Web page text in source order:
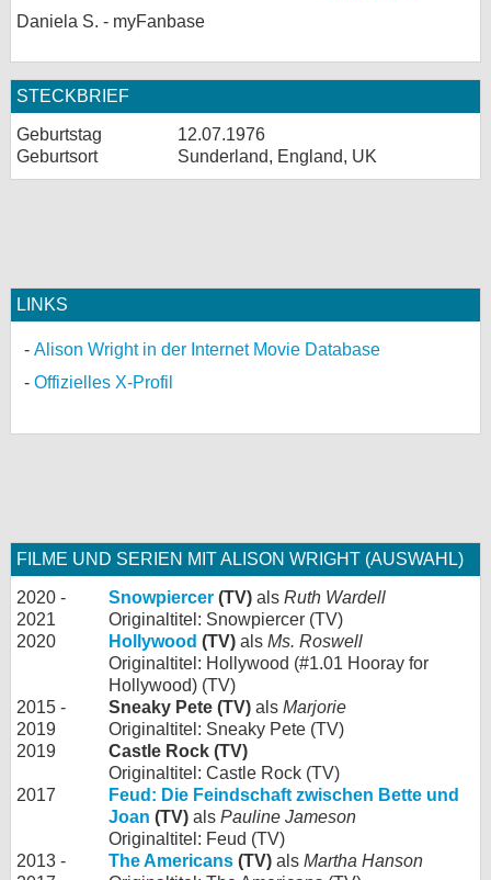
Daniela S. - myFanbase
STECKBRIEF
Geburtstag
12.07.1976
Geburtsort
Sunderland, England, UK
LINKS
Alison Wright in der Internet Movie Database
Offizielles X-Profil
FILME UND SERIEN MIT ALISON WRIGHT (AUSWAHL)
2020 -
2021
Snowpiercer (TV) als Ruth Wardell
Originaltitel: Snowpiercer (TV)
2020
Hollywood (TV) als Ms. Roswell
Originaltitel: Hollywood (#1.01 Hooray for
Hollywood) (TV)
2015 -
2019
Sneaky Pete (TV) als Marjorie
Originaltitel: Sneaky Pete (TV)
2019
Castle Rock (TV)
Originaltitel: Castle Rock (TV)
2017
Feud: Die Feindschaft zwischen Bette und
Joan (TV) als Pauline Jameson
Originaltitel: Feud (TV)
2013 -
The Americans (TV) als Martha Hanson
Desktop-Ansicht